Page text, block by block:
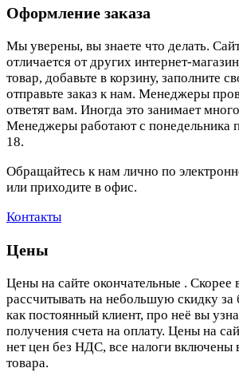
Оформление заказа
Мы уверены, вы знаете что делать.
отличается от других интернет-
товар, добавьте в корзину, заполните
отправьте заказ к нам. Менеджеры
ответят вам. Иногда это занимает
Менеджеры работают с понедельника
18.
Обращайтесь к нам лично по
или приходите в офис.
Контакты
Цены
Цены на сайте окончательные . Скорее
рассчитывать на небольшую скидку за
как постоянный клиент, про неё вы
получения счета на оплату. Цены на
нет цен без НДС, все налоги включены
товара.